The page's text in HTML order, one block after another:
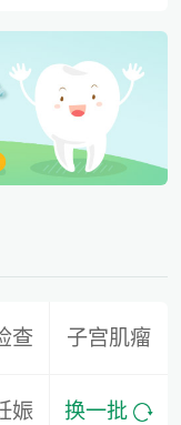
查 子宫肌瘤
娠 换一批